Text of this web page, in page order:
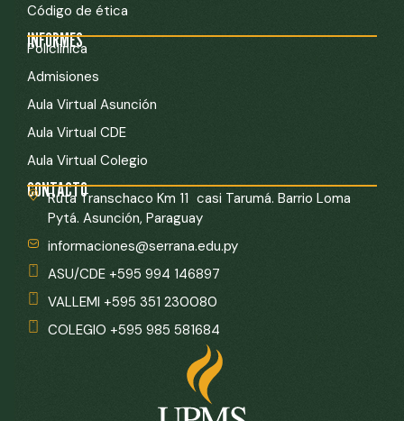
Código de ética
INFORMES
Policlínica
Admisiones
Aula Virtual Asunción
Aula Virtual CDE
Aula Virtual Colegio
CONTACTO
Ruta Transchaco Km 11 casi Tarumá. Barrio Loma
Pytá. Asunción, Paraguay
informaciones@serrana.edu.py
ASU/CDE +595 994 146897
VALLEMI +595 351 230080
COLEGIO +595 985 581684